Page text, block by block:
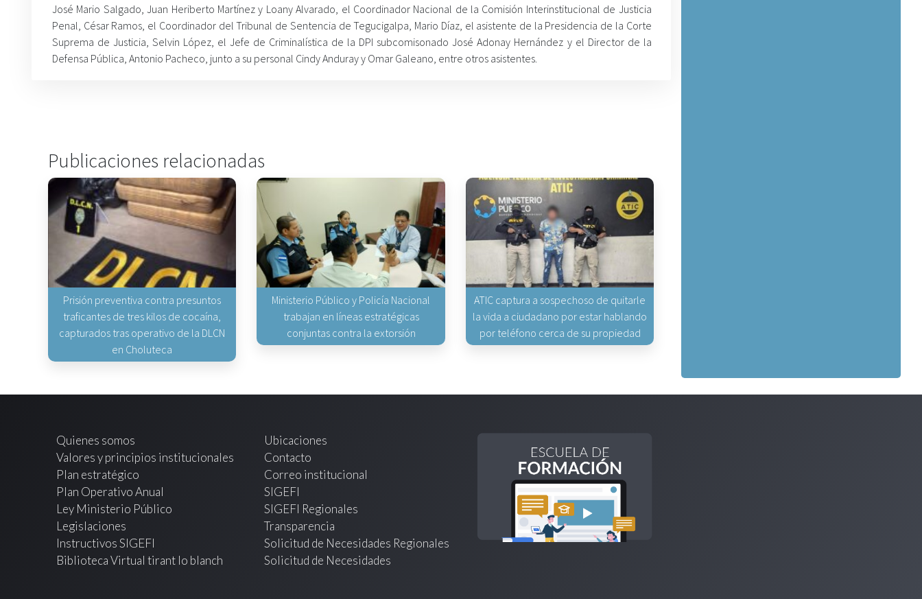
José Mario Salgado, Juan Heriberto Martínez y Loany Alvarado, el Coordinador Nacional de la Comisión Interinstitucional de Justicia
Penal, César Ramos, el Coordinador del Tribunal de Sentencia de Tegucigalpa, Mario Díaz, el asistente de la Presidencia de la Corte
Suprema de Justicia, Selvin López, el Jefe de Criminalística de la DPI subcomisonado José Adonay Hernández y el Director de la
Defensa Pública, Antonio Pacheco, junto a su personal Cindy Anduray y Omar Galeano, entre otros asistentes.
Publicaciones relacionadas
Prisión preventiva contra presuntos
traficantes de tres kilos de cocaína,
capturados tras operativo de la DLCN
en Choluteca
Ministerio Público y Policía Nacional
trabajan en líneas estratégicas
conjuntas contra la extorsión
ATIC captura a sospechoso de quitarle
la vida a ciudadano por estar hablando
por teléfono cerca de su propiedad
Quienes somos
Valores y principios institucionales
Plan estratégico
Plan Operativo Anual
Ley Ministerio Público
Legislaciones
Instructivos SIGEFI
Biblioteca Virtual tirant lo blanch
Ubicaciones
Contacto
Correo institucional
SIGEFI
SIGEFI Regionales
Transparencia
Solicitud de Necesidades Regionales
Solicitud de Necesidades